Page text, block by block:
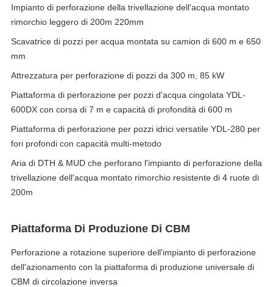
Impianto di perforazione della trivellazione dell'acqua montato
rimorchio leggero di 200m 220mm
Scavatrice di pozzi per acqua montata su camion di 600 m e 650
mm
Attrezzatura per perforazione di pozzi da 300 m, 85 kW
Piattaforma di perforazione per pozzi d'acqua cingolata YDL-
600DX con corsa di 7 m e capacità di profondità di 600 m
Piattaforma di perforazione per pozzi idrici versatile YDL-280 per
fori profondi con capacità multi-metodo
Aria di DTH & MUD che perforano l'impianto di perforazione della
trivellazione dell'acqua montato rimorchio resistente di 4 ruote di
200m
Piattaforma Di Produzione Di CBM
Perforazione a rotazione superiore dell'impianto di perforazione
dell'azionamento con la piattaforma di produzione universale di
CBM di circolazione inversa